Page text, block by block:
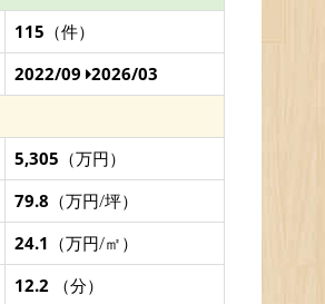
115 （件）
2022/09 2026/03
5,305 （万円）
79.8 （万円/坪）
24.1 （万円/㎡）
12.2 （分）